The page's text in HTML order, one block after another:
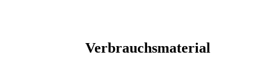
Verbrauchsmaterial